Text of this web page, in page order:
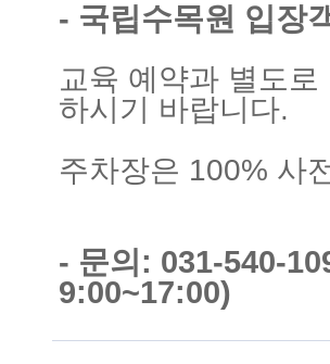
- 국립수목원 입장
교육 예약과 별도
하시기 바랍니다.
주차장은 100% 사
- 문의: 031-540-
9:00~17:00)